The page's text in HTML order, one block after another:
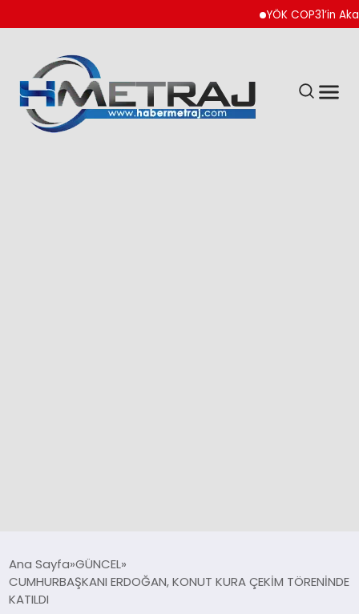
YÖK COP31’in
SPOR
Ana Sayfa GÜNCEL
CUMHURBAŞKANI ERDOĞAN, KONUT KURA ÇEKİM TÖRENİNDE
KATILDI